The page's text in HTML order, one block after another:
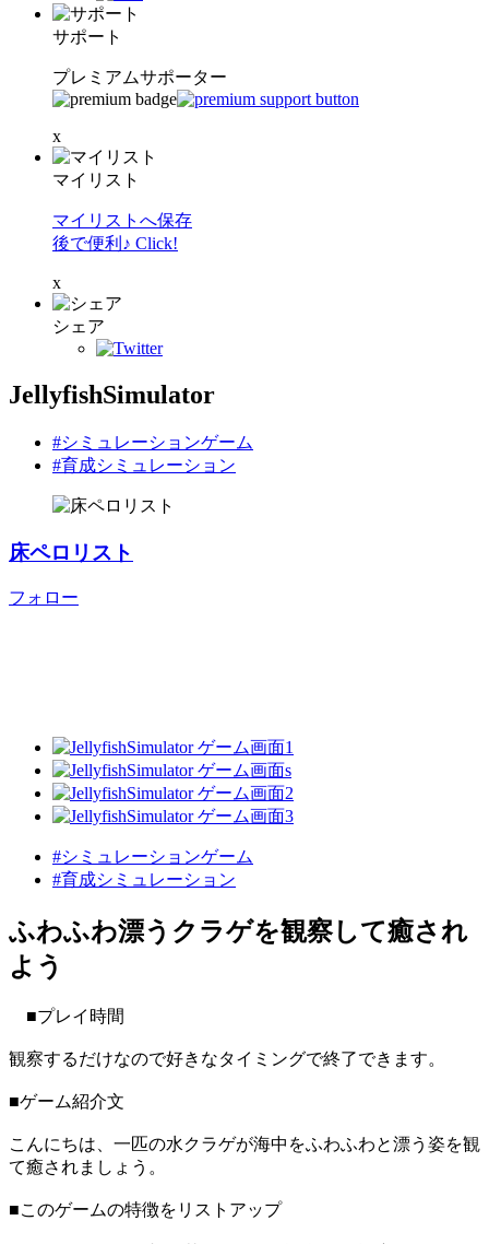
サポート
プレミアムサポーター
x
マイリスト
マイリストへ保存
後で便利♪ Click!
x
シェア
JellyfishSimulator
#シミュレーションゲーム
#育成シミュレーション
床ペロリスト
フォロー
#シミュレーションゲーム
#育成シミュレーション
ふわふわ漂うクラゲを観察して癒され
よう
■プレイ時間
観察するだけなので好きなタイミングで終了できます。
■ゲーム紹介文
こんにちは、一匹の水クラゲが海中をふわふわと漂う姿を観
て癒されましょう。
■このゲームの特徴をリストアップ